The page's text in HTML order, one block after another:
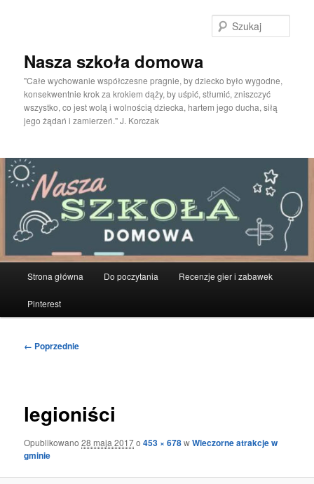
Nasza szkoła domowa
"Całe wychowanie współczesne pragnie, by dziecko było wygodne,
konsekwentnie krok za krokiem dąży, by uśpić, stłumić, zniszczyć
wszystko, co jest wolą i wolnością dziecka, hartem jego ducha, siłą
jego żądań i zamierzeń." J. Korczak
Strona główna Do poczytania Recenzje gier i zabawek
Pinterest
Nawigacja
← Poprzednie
legioniści
Opublikowano28 maja 2017o453 × 678wWieczorne atrakcje w
gminie